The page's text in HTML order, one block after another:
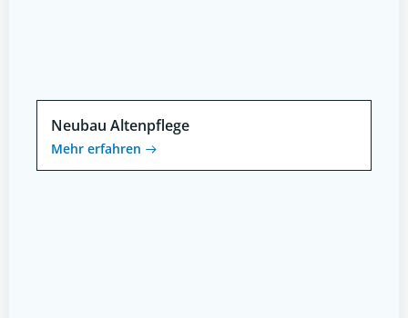
Neubau Altenpflege
Mehr erfahren